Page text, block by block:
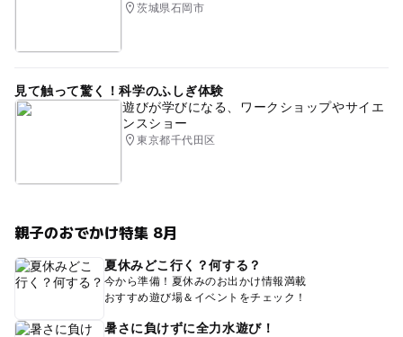
茨城県石岡市
見て触って驚く！科学のふしぎ体験
遊びが学びになる、ワークショップやサイエ
ンスショー
東京都千代田区
親子のおでかけ特集 8月
夏休みどこ行く？何する？
今から準備！夏休みのお出かけ情報満載
おすすめ遊び場＆イベントをチェック！
暑さに負けずに全力水遊び！